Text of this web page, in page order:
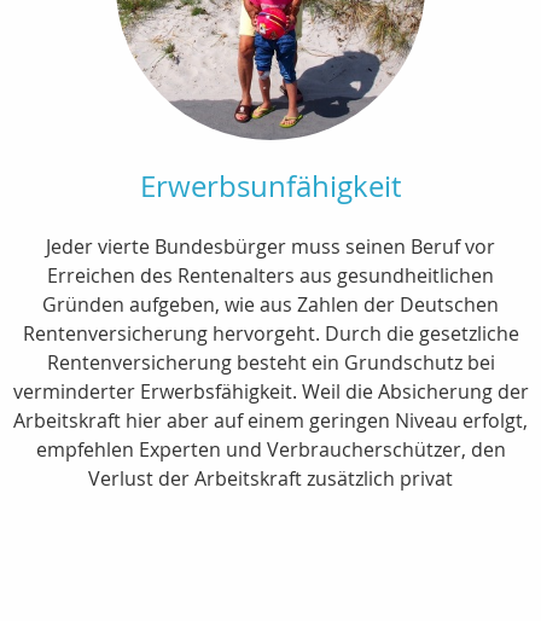
Erwerbsunfähigkeit
Jeder vierte Bundesbürger muss seinen Beruf vor
Erreichen des Rentenalters aus gesundheitlichen
Gründen aufgeben, wie aus Zahlen der Deutschen
Rentenversicherung hervorgeht. Durch die gesetzliche
Rentenversicherung besteht ein Grundschutz bei
verminderter Erwerbsfähigkeit. Weil die Absicherung der
Arbeitskraft hier aber auf einem geringen Niveau erfolgt,
empfehlen Experten und Verbraucherschützer, den
Verlust der Arbeitskraft zusätzlich privat